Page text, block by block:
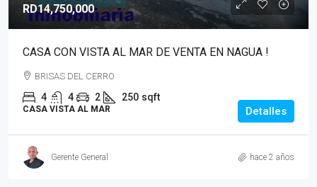
RD14,750,000
CASA CON VISTA AL MAR DE VENTA EN NAGUA !
BRISAS DEL CERRO
4 4 2 250 sqft
CASA VISTA AL MAR Detalles
Gerente General hace 2 años